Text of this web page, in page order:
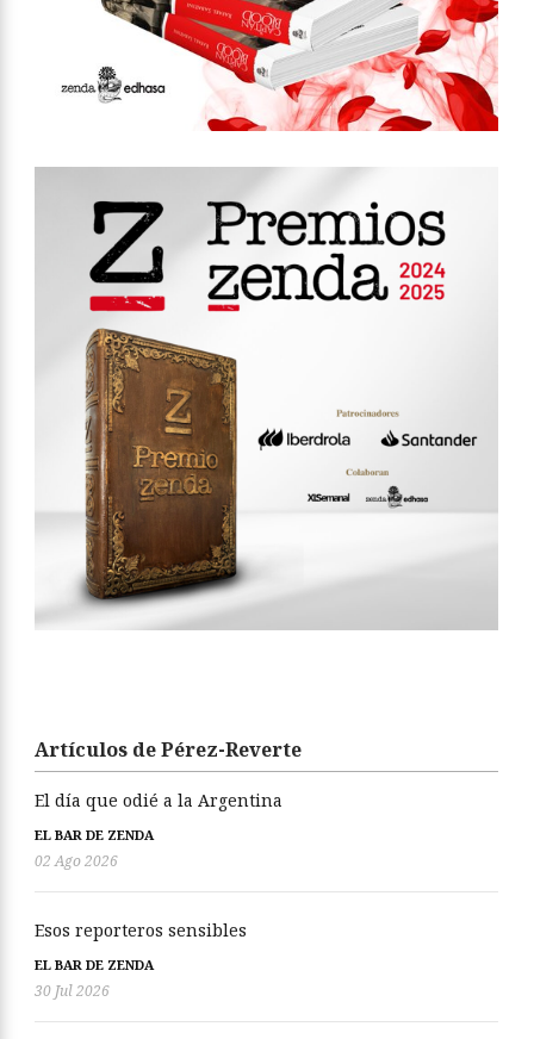
Artículos de Pérez-Reverte
El día que odié a la Argentina
EL BAR DE ZENDA
02 Ago 2026
Esos reporteros sensibles
EL BAR DE ZENDA
30 Jul 2026